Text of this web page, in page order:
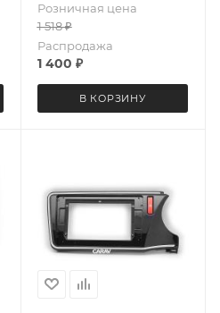
Розничная цена
1 518₽
Распродажа
1 400 ₽
В КОРЗИНУ